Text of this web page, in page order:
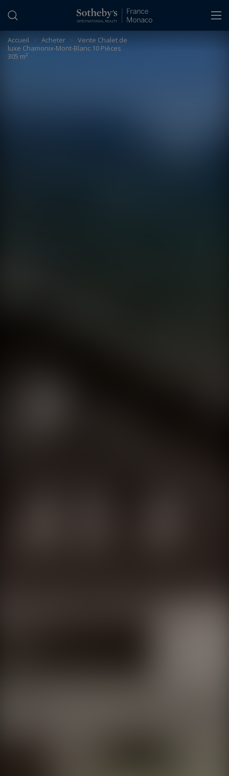
Accueil > Acheter > Vente Chalet de
luxe Chamonix-Mont-Blanc 10 Pièces
305 m²